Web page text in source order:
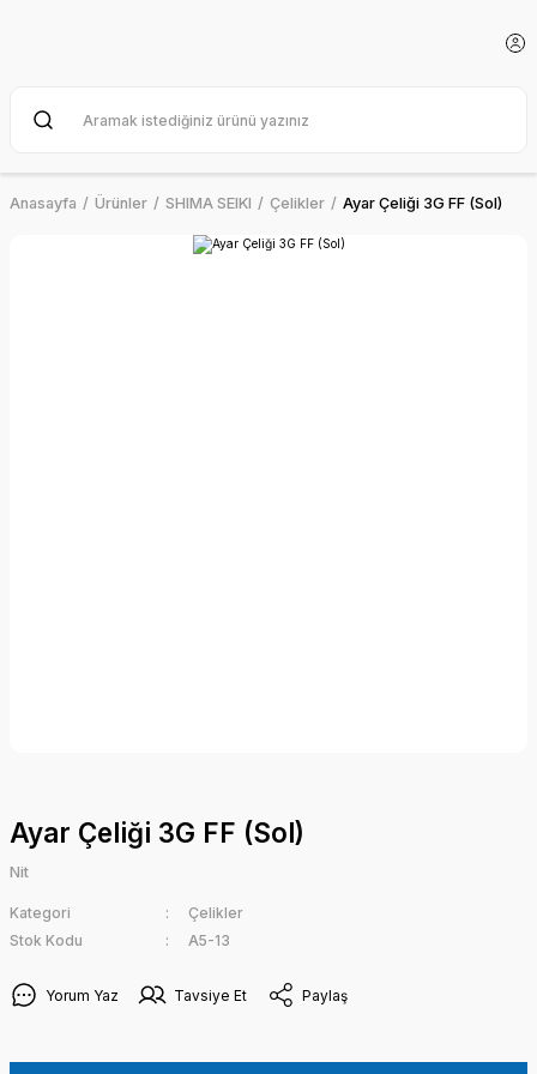
Anasayfa Ürünler SHIMA SEIKI Çelikler Ayar Çeliği 3G FF (Sol)
Ayar Çeliği 3G FF (Sol)
Nit
Kategori
Çelikler
Stok Kodu
A5-13
Yorum Yaz Tavsiye Et Paylaş